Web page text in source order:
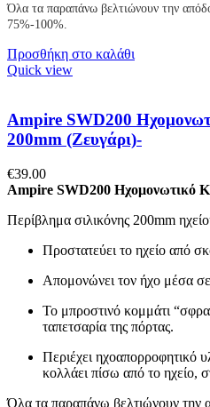
Όλα τα παραπάνω βελτιώνουν την
75%-100%.
Προσθήκη στο καλάθι
Quick view
Ampire SWD200
200mm (Ζευγάρι)-
€39.00
Ampire SWD200 Ηχομονωτικό
Περίβλημα σιλικόνης 200mm
Προστατεύει το ηχείο από
Απομονώνει τον ήχο μέσα σε
Το μπροστινό κομμάτι
ταπετσαρία της πόρτας.
Περιέχει ηχοαπορροφητικό
κολλάει πίσω από το ηχείο,
Όλα τα παραπάνω βελτιώνουν